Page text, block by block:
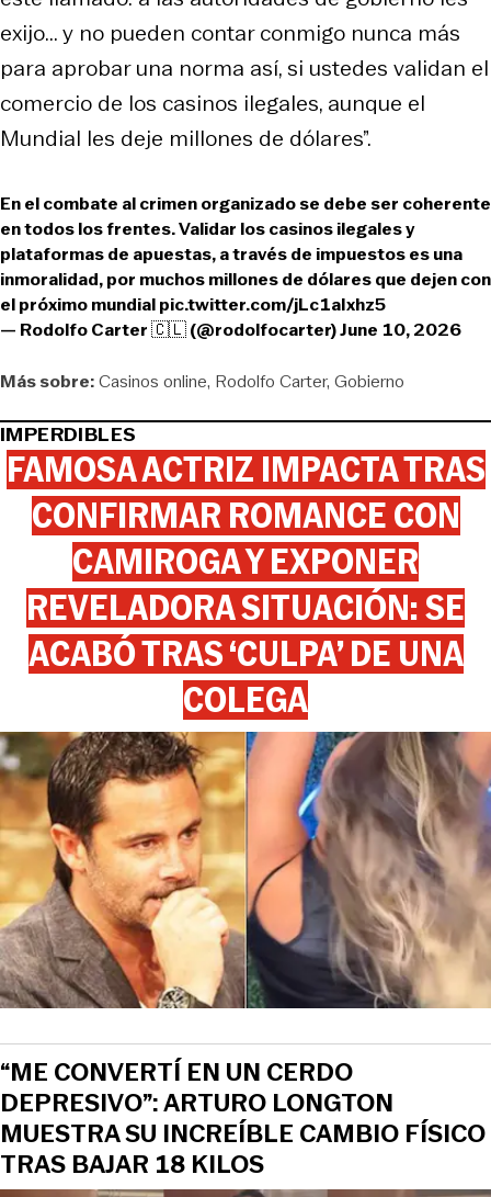
exijo... y no pueden contar conmigo nunca más
para aprobar una norma así, si ustedes validan el
comercio de los casinos ilegales, aunque el
Mundial les deje millones de dólares”.
En el combate al crimen organizado se debe ser coherente
en todos los frentes. Validar los casinos ilegales y
plataformas de apuestas, a través de impuestos es una
inmoralidad, por muchos millones de dólares que dejen con
el próximo mundialpic.twitter.com/jLc1aIxhz5
— Rodolfo Carter 🇨🇱 (@rodolfocarter)June 10, 2026
Más sobre:Casinos online Rodolfo Carter Gobierno
IMPERDIBLES
FAMOSA ACTRIZ IMPACTA TRAS
CONFIRMAR ROMANCE CON
CAMIROGA Y EXPONER
REVELADORA SITUACIÓN: SE
ACABÓ TRAS ‘CULPA’ DE UNA
COLEGA
“ME CONVERTÍ EN UN CERDO
DEPRESIVO”: ARTURO LONGTON
MUESTRA SU INCREÍBLE CAMBIO FÍSICO
TRAS BAJAR 18 KILOS